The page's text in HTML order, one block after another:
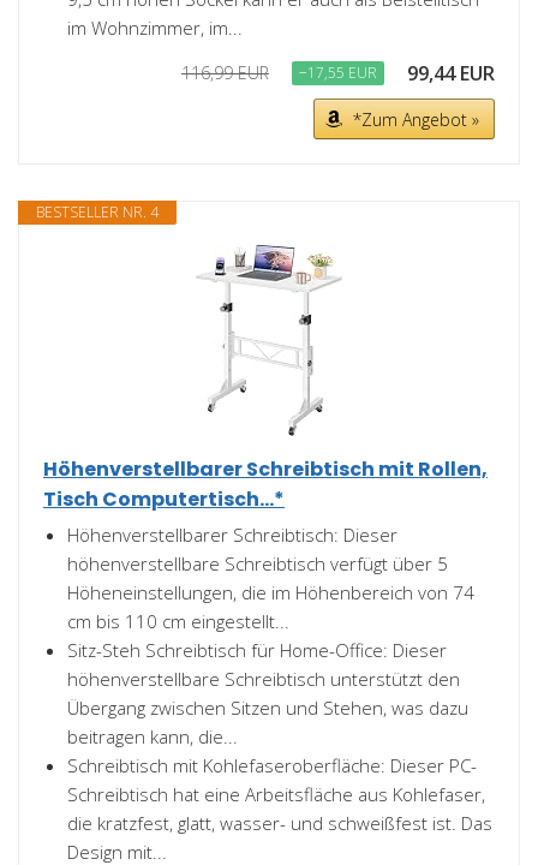
im Wohnzimmer, im...
116,99 EUR −17,55 EUR 99,44 EUR
*Zum Angebot »
BESTSELLER NR. 4
Höhenverstellbarer Schreibtisch mit Rollen,
Tisch Computertisch...*
Höhenverstellbarer Schreibtisch: Dieser
höhenverstellbare Schreibtisch verfügt über 5
Höheneinstellungen, die im Höhenbereich von 74
cm bis 110 cm eingestellt...
Sitz-Steh Schreibtisch für Home-Office: Dieser
höhenverstellbare Schreibtisch unterstützt den
Übergang zwischen Sitzen und Stehen, was dazu
beitragen kann, die...
Schreibtisch mit Kohlefaseroberfläche: Dieser PC-
Schreibtisch hat eine Arbeitsfläche aus Kohlefaser,
die kratzfest, glatt, wasser- und schweißfest ist. Das
Design mit...